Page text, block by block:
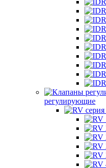
регулирующие